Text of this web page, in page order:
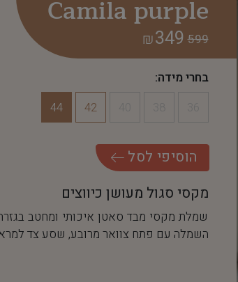
Camila purple
599
349
₪
בחרי מידה:
42
44
הוסיפי לסל
מקסי סגול מעושן כיווצים
שמלת מקסי מבד סאטן איכותי ומחטב
השמלה עם פתח צוואר מרובע, שסע צד